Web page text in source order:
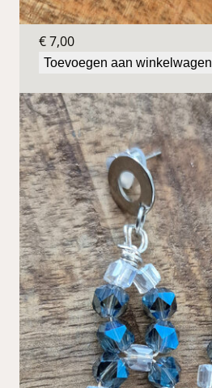
Blauwe oorbellen
€7,00
Toevoegen aan winkelwagen